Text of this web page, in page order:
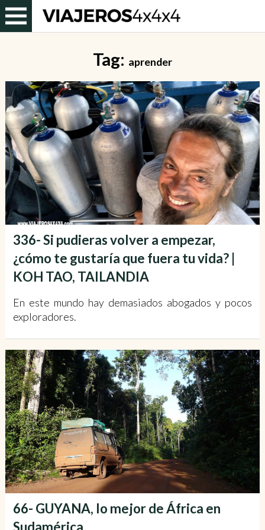
Tag: aprender
336- Si pudieras volver a empezar,
¿cómo te gustaría que fuera tu vida? |
KOH TAO, TAILANDIA
En este mundo hay demasiados abogados y pocos
exploradores.
66- GUYANA, lo mejor de África en
Sudamérica